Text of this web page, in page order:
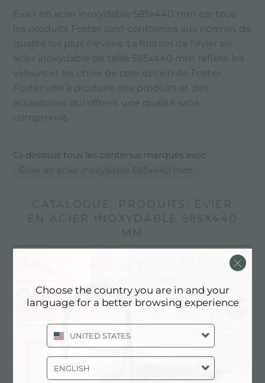
Évier en acier inoxydable 585x440 mm car tous
les produits Foster sont conformes aux normes de
qualité les plus élevées. La finition de l'évier en
acier inoxydable de taille 585x440 mm reflète les
valeurs et les choix de conception de Foster.
Foster vise à produire des produits et des
accessoires qui offrent une qualité sans
compromis.
Ci-dessous tous les contenus marqués avec :
Évier en acier inoxydable 585x440 mm
CATALOGUE, PRODUITS: ÉVIER
EN ACIER INOXYDABLE 585X440
MM
Choose the country you are in and your
language for a better browsing experience
UNITED STATES
ENGLISH